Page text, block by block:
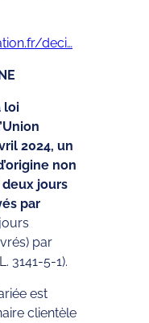
deci…
loi
2024, un
non
jours
par
par
3141-5-1).
est
clientèle